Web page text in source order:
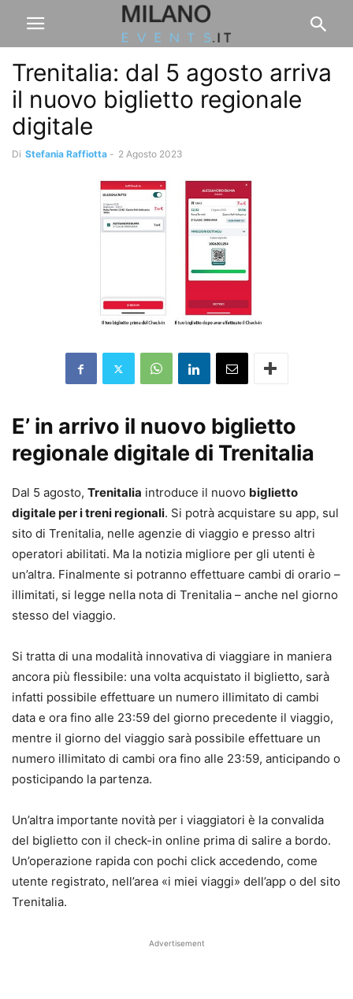
Trenitalia: dal 5 agosto arriva
il nuovo biglietto regionale
digitale
Di Stefania Raffiotta - 2 Agosto 2023
E’ in arrivo il nuovo biglietto
regionale digitale di Trenitalia
Dal 5 agosto, Trenitalia introduce il nuovo biglietto
digitale per i treni regionali. Si potrà acquistare su app, sul
sito di Trenitalia, nelle agenzie di viaggio e presso altri
operatori abilitati. Ma la notizia migliore per gli utenti è
un’altra. Finalmente si potranno effettuare cambi di orario –
illimitati, si legge nella nota di Trenitalia – anche nel giorno
stesso del viaggio.
Si tratta di una modalità innovativa di viaggiare in maniera
ancora più flessibile: una volta acquistato il biglietto, sarà
infatti possibile effettuare un numero illimitato di cambi
data e ora fino alle 23:59 del giorno precedente il viaggio,
mentre il giorno del viaggio sarà possibile effettuare un
numero illimitato di cambi ora fino alle 23:59, anticipando o
posticipando la partenza.
Un’altra importante novità per i viaggiatori è la convalida
del biglietto con il check-in online prima di salire a bordo.
Un’operazione rapida con pochi click accedendo, come
utente registrato, nell’area «i miei viaggi» dell’app o del sito
Trenitalia.
Advertisement